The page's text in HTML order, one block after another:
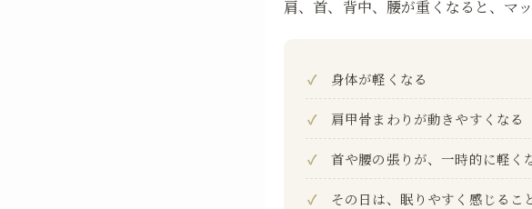
肩、首、背中、腰が重くなると、マ
身体が軽くなる
肩甲骨まわりが動きやすくなる
首や腰の張りが、一時的に軽く
その日は、眠りやすく感じるこ